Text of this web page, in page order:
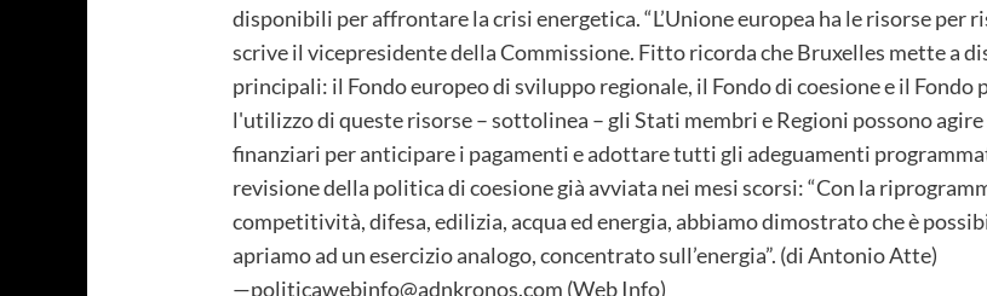
disponibili per affrontare la crisi energetica. “L’Unione europea ha le risorse per
scrive il vicepresidente della Commissione. Fitto ricorda che Bruxelles mette a
principali: il Fondo europeo di sviluppo regionale, il Fondo di coesione e il Fondo
l'utilizzo di queste risorse – sottolinea – gli Stati membri e Regioni possono
finanziari per anticipare i pagamenti e adottare tutti gli adeguamenti
revisione della politica di coesione già avviata nei mesi scorsi: “Con la
competitività, difesa, edilizia, acqua ed energia, abbiamo dimostrato che è
apriamo ad un esercizio analogo, concentrato sull’energia”. (di Antonio Atte)
—politicawebinfo@adnkronos.com (Web Info)